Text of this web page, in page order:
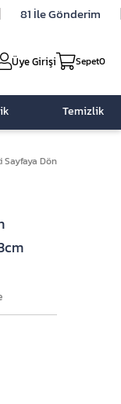
81 İle Gönderim
Üye Girişi Sepet0
Temizlik
Sayfaya Dön